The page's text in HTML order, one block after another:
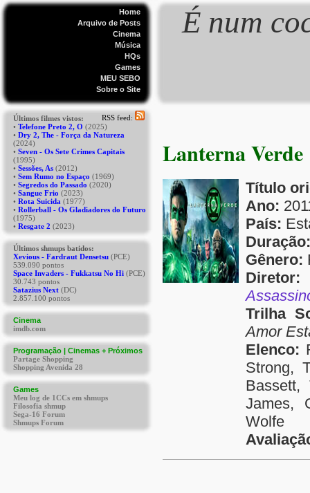
Lanterna Verde
Título
Ano:
País:
Duração:
Gênero:
Diretor:
Trilha
Amor
Elenco:
Strong,
Bassett,
James,
Wolfe
É num
Home
Arquivo de Posts
Cinema
Música
HQs
Games
MEU SEBO
Sobre o Site